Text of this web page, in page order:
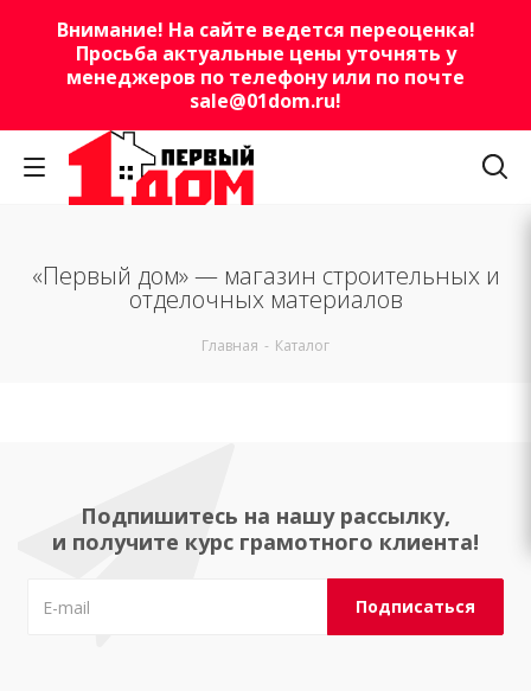
Внимание! На сайте ведется переоценка!
Просьба актуальные цены уточнять у
менеджеров по телефону или по почте
sale@01dom.ru!
«Первый дом» — магазин строительных и
отделочных материалов
Главная - Каталог
Подпишитесь на нашу рассылку,
и получите курс грамотного клиента!